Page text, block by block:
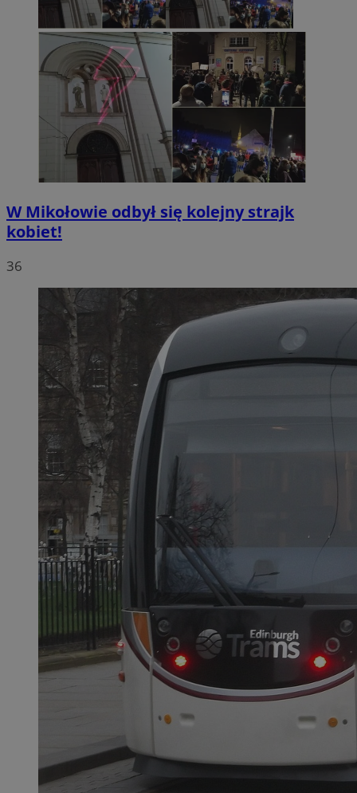
W Mikołowie odbył się kolejny strajk
kobiet!
36